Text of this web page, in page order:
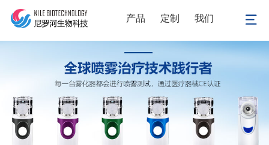
产品 定制 我们